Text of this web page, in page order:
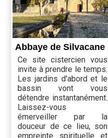
Abbaye de Silvacane
Ce site cistercien vous
invite à prendre le temps.
Les jardins d'abord et le
bassin vont vous
détendre instantanément.
Laissez-vous
émerveiller par la
douceur de ce lieu, son
empreinte spirituelle et